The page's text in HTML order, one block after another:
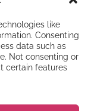
like
Consenting
data such as
Not consenting or
certain features